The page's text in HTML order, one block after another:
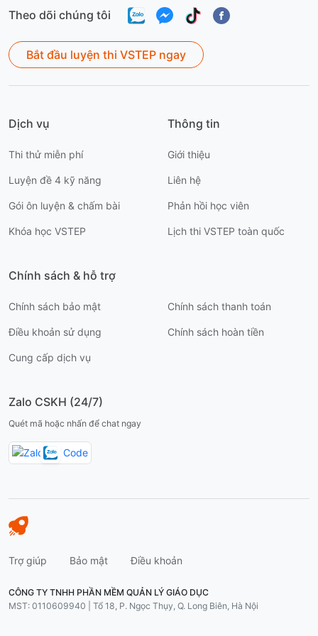
Theo dõi chúng tôi
Bắt đầu luyện thi VSTEP ngay
Dịch vụ
Thi thử miễn phí
Luyện đề 4 kỹ năng
Gói ôn luyện & chấm bài
Khóa học VSTEP
Thông tin
Giới thiệu
Liên hệ
Phản hồi học viên
Lịch thi VSTEP toàn quốc
Chính sách & hỗ trợ
Chính sách bảo mật
Điều khoản sử dụng
Cung cấp dịch vụ
Chính sách thanh toán
Chính sách hoàn tiền
Zalo CSKH (24/7)
Quét mã hoặc nhấn để chat ngay
Trợ giúp Bảo mật Điều khoản
CÔNG TY TNHH PHẦN MỀM QUẢN LÝ GIÁO DỤC
MST: 0110609940 | Tổ 18, P. Ngọc Thụy, Q. Long Biên, Hà Nội